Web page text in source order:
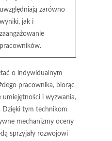
uwzględniają zarówno
wyniki, jak i
zaangażowanie
pracowników.
o indywidualnym
pracownika, biorąc
umiejętności i wyzwania,
Dzięki tym technikom
mechanizmy oceny
sprzyjały rozwojowi